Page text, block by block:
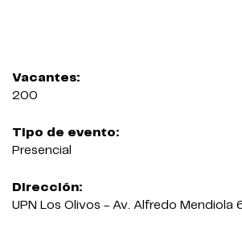
Vacantes:
200
Tipo de evento:
Presencial
Dirección:
UPN Los Olivos - Av. Alfredo Mendiola